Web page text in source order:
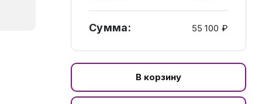
Сумма: 55 100 ₽
В корзину